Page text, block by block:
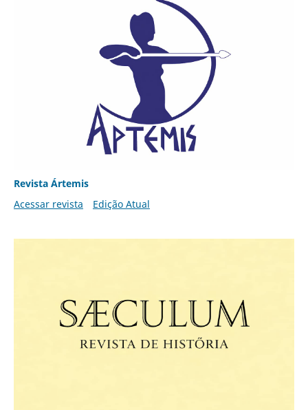
Revista Ártemis
Acessar revista
Edição Atual